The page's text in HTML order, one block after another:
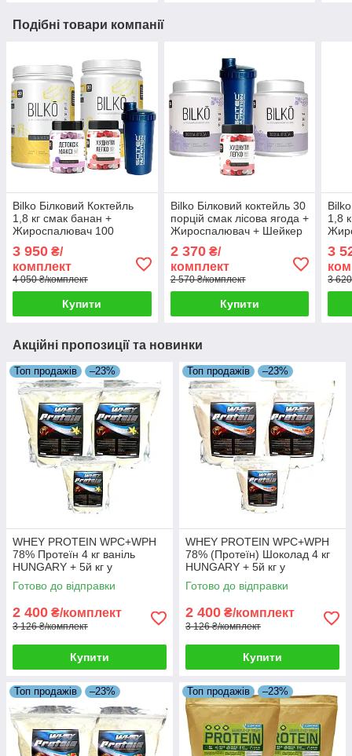
Подібні товари компанії
Bilko Білковий Коктейль
1,8 кг смак банан +
Жироспалювач 100
капсул + Детокс і Шейкер
3 950 ₴/
комплект
4 050 ₴/комплект
Купити
Bilko Білковий коктейль 30
порцій смак лісова ягода +
Жироспалювач + Шейкер
2 370₴/
комплект
2 570 ₴/комплект
Купити
1,8
3
3
Акційні пропозиції та новинки
Топ продажів –23%
WHEY PROTEIN WPC+WPH
78% Протеїн 4 кг ваніль
HUNGARY + 5й кг у
Подарунок!
Готово до відправки
2 400 ₴/комплект
3 126 ₴/комплект
Купити
Топ продажів –23%
WHEY PROTEIN WPC+WPH
78% (Протеїн) Шоколад 4 кг
HUNGARY + 5й кг у
Подарунок!
Готово до відправки
2 400 ₴/комплект
3 126 ₴/комплект
Купити
Топ продажів –23% Топ продажів –23%